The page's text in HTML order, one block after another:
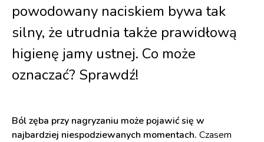
powodowany naciskiem bywa tak
silny, że utrudnia także prawidłową
higienę jamy ustnej. Co może
oznaczać? Sprawdź!
Ból zęba przy nagryzaniu może pojawić się w
najbardziej niespodziewanych momentach. Czasem